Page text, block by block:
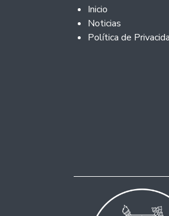
Footer 2
Inicio
Noticias
Política de